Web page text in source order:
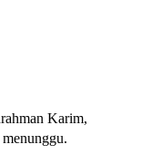
Karim,